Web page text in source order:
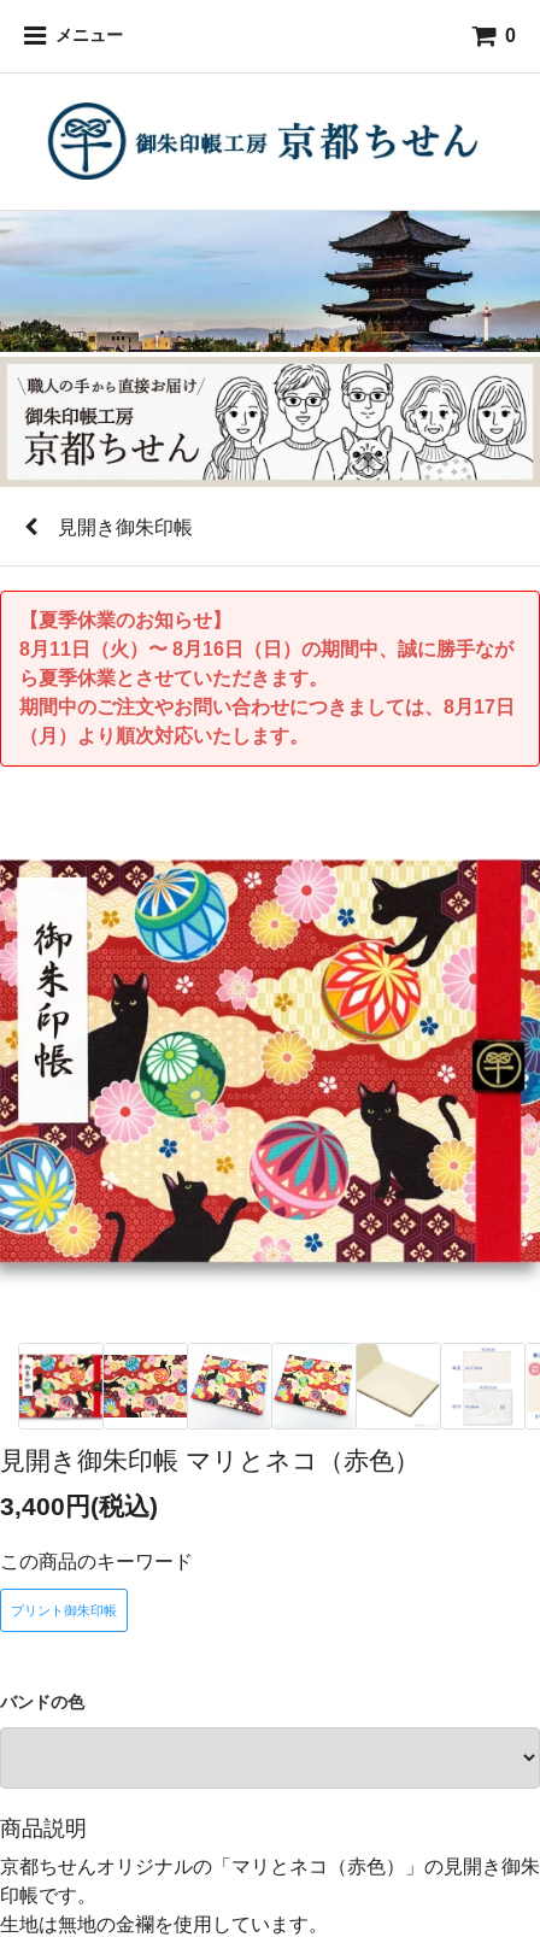
メニュー 0
見開き御朱印帳
【夏季休業のお知らせ】
8月11日（火）〜 8月16日（日）の期間中、誠に勝手なが
ら夏季休業とさせていただきます。
期間中のご注文やお問い合わせにつきましては、8月17日
（月）より順次対応いたします。
見開き御朱印帳 マリとネコ（赤色）
3,400円(税込)
この商品のキーワード
プリント御朱印帳
バンドの色
商品説明
京都ちせんオリジナルの「マリとネコ（赤色）」の見開き御朱
印帳です。
生地は無地の金襴を使用しています。